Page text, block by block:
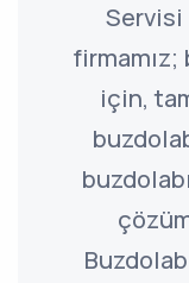
firmamız;
için,